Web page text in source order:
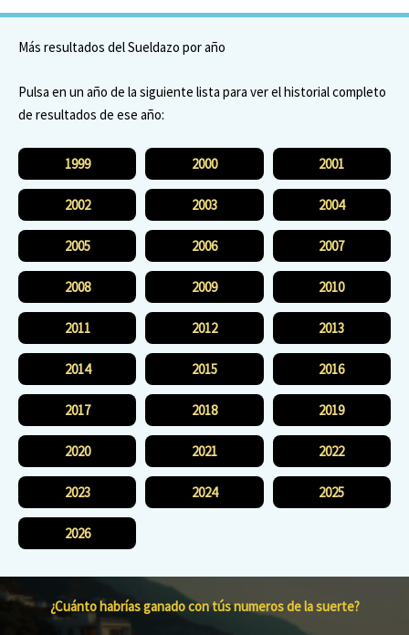
Más resultados del Sueldazo por año
Pulsa en un año de la siguiente lista para ver el historial completo
de resultados de ese año:
1999 2000 2001
2002 2003 2004
2005 2006 2007
2008 2009 2010
2011 2012 2013
2014 2015 2016
2017 2018 2019
2020 2021 2022
2023 2024 2025
2026
¿Cuánto habrías ganado con tús numeros de la suerte?